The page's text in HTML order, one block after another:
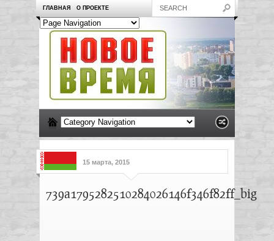
ГЛАВНАЯ О ПРОЕКТЕ
15 марта, 2015
739a1795282510284026146f346f82ff_big